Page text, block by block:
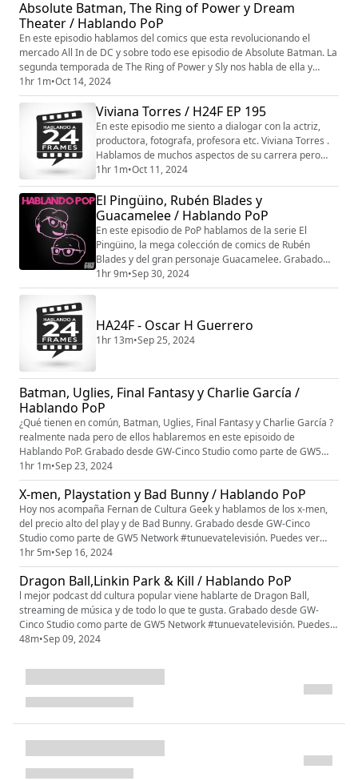
Juan Pablo. En este episodio también le hago una
revelación. Espero que se disfruten esta mega
conversación. Grabado desde GW-Cinco Studio como
par...
Absolute Batman, The Ring of Power y Dream
Theater / Hablando PoP
En este episodio hablamos del comics que esta revolucionando el
mercado All In de DC y sobre todo ese episodio de Absolute Batman. La
segunda temporada de The Ring of Power y Sly nos habla de ella y
como podia faltar la banda favorita de Sly lanza disco nuevo Dream
Thether. Esto y mucho más en este episodio de Hablando PoP. Grabado
desde GW-Cinco Studio como parte de GW5 Network #tunuevatelevis...
1hr 1m•Oct 14, 2024
Viviana Torres / H24F EP 195
En este episodio me siento a dialogar con la actriz,
productora, fotografa, profesora etc. Viviana Torres .
Hablamos de muchos aspectos de su carrera pero
sobre todo de su película “Entre el grito y la celda” .
Grabado desde GW-Cinco Studio como parte de GW5
Network #tunuevatelevisión. Puedes ver toda la
programación en www.gwcinco.com. siguenos en
instagram @gw_cinco Patreon: patreon.com/gw5ne...
1hr 1m•Oct 11, 2024
El Pingüino, Rubén Blades y
Guacamelee / Hablando PoP
En este episodio de PoP hablamos de la serie El
Pingüino, la mega colección de comics de Rubén
Blades y del gran personaje Guacamelee. Grabado
desde GW-Cinco Studio como parte de GW5 Network
#tunuevatelevisión. Puedes ver toda la programación
patreon.com/hablandopop
1hr 9m•Sep 30, 2024
HA24F - Oscar H Guerrero
1hr 13m•Sep 25, 2024
Batman, Uglies, Final Fantasy y Charlie García /
Hablando PoP
¿Qué tienen en común, Batman, Uglies, Final Fantasy y Charlie García ?
realmente nada pero de ellos hablaremos en este episoido de
Hablando PoP. Grabado desde GW-Cinco Studio como parte de GW5
Network #tunuevatelevisión. Puedes ver toda la programación en
www.gwcinco.com. siguenos en instagram @gw_cinco Escenas 00:00
intro 25:42 Podcast 32:27 Vinilo Digital 39:21 Leyendo Comics 48:38
Estrimeam...
1hr 1m•Sep 23, 2024
X-men, Playstation y Bad Bunny / Hablando PoP
Hoy nos acompaña Fernan de Cultura Geek y hablamos de los x-men,
del precio alto del play y de Bad Bunny. Grabado desde GW-Cinco
Studio como parte de GW5 Network #tunuevatelevisión. Puedes ver
toda la programación en www.gwcinco.com. siguenos en instagram
@gw_cinco Patreon: patreon.com/gw5network
patreon.com/hablandopop
1hr 5m•Sep 16, 2024
Dragon Ball,Linkin Park & Kill / Hablando PoP
l mejor podcast dd cultura popular viene hablarte de Dragon Ball,
streaming de música y de todo lo que te gusta. Grabado desde GW-
Cinco Studio como parte de GW5 Network #tunuevatelevisión. Puedes
ver toda la programación en www.gwcinco.com. siguenos en instagram
patreon.com/hablandopop
48m•Sep 09, 2024